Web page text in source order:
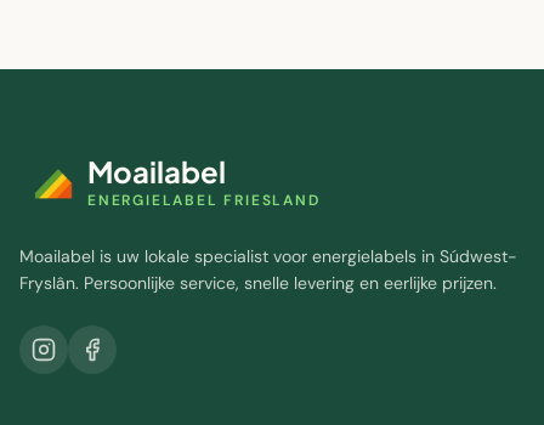
Moailabel
ENERGIELABEL FRIESLAND
Moailabel is uw lokale specialist voor energielabels in Súdwest-
Fryslân. Persoonlijke service, snelle levering en eerlijke prijzen.